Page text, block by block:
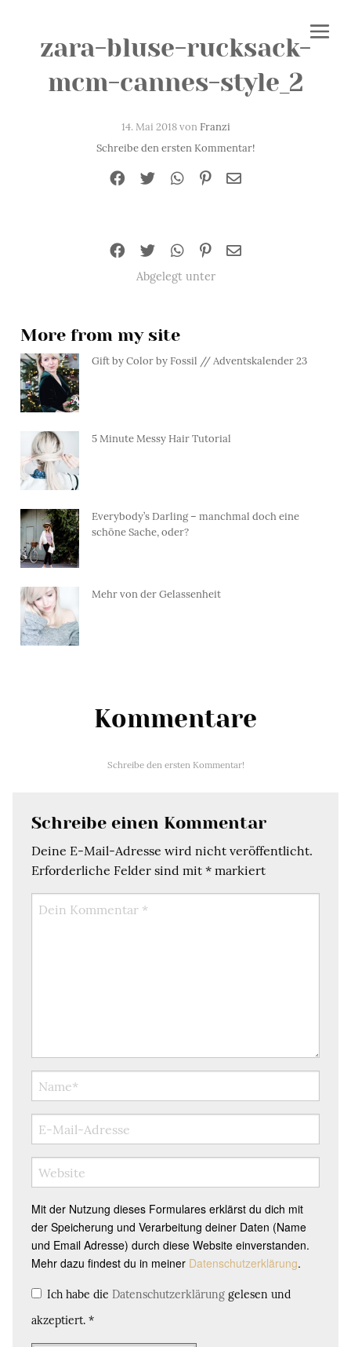
zara-bluse-rucksack-
mcm-cannes-style_2
14. Mai 2018 vonFranzi
Schreibe den ersten Kommentar!
Abgelegt unter
More from my site
Gift by Color by Fossil // Adventskalender 23
5 Minute Messy Hair Tutorial
Everybody’s Darling – manchmal doch eine
schöne Sache, oder?
Mehr von der Gelassenheit
Kommentare
Schreibe den ersten Kommentar!
Schreibe einen Kommentar
Deine E-Mail-Adresse wird nicht veröffentlicht.
Erforderliche Felder sind mit * markiert
Mit der Nutzung dieses Formulares erklärst du dich mit
der Speicherung und Verarbeitung deiner Daten (Name
und Email Adresse) durch diese Website einverstanden.
Mehr dazu findest du in meiner Datenschutzerklärung.
Ich habe die Datenschutzerklärung gelesen und
akzeptiert. *